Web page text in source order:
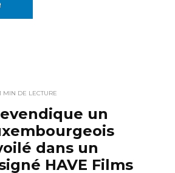
MIN DE LECTURE
un
dans un
HAVE Films